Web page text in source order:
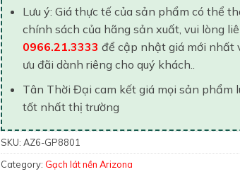
Lưu ý: Giá thực tế của sản phẩm có thể
chính sách của hãng sản xuất, vui lòng
0966.21.3333 để cập nhật giá mới nhất
ưu đãi dành riêng cho quý khách..
Tân Thời Đại cam kết giá mọi sản phẩm
tốt nhất thị trường
SKU:AZ6-GP8801
Category: Gạch lát nền Arizona